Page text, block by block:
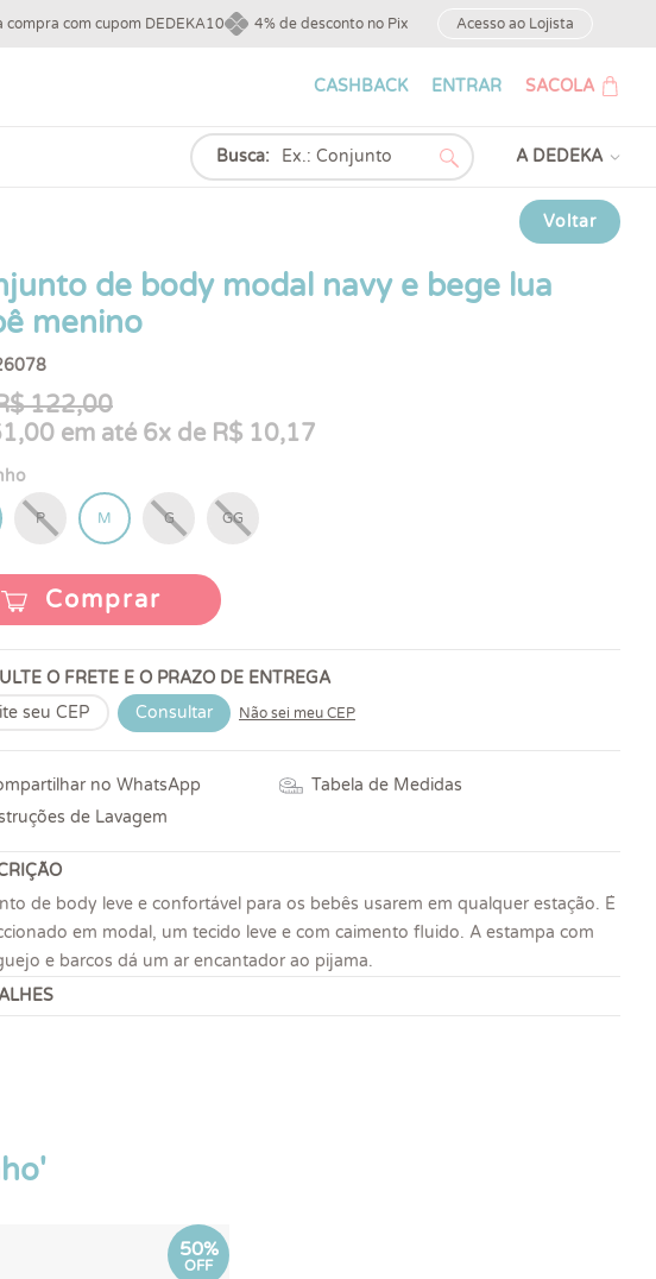
compra com cupom DEDEKA10 4% de desconto no Pix Acesso ao Lojista
CASHBACK ENTRAR SACOLA
A DEDEKA
Busca:
Voltar
de body modal navy e bege lua
menino
122,00
em até 6x de R$ 10,17
P M G GG
Comprar
O FRETE E O PRAZO DE ENTREGA
Consultar
Não sei meu CEP
no WhatsApp
Tabela de Medidas
de Lavagem
de body leve e confortável para os bebês usarem em qualquer estação. É
em modal, um tecido leve e com caimento fluido. A estampa com
e barcos dá um ar encantador ao pijama.
50%
OFF